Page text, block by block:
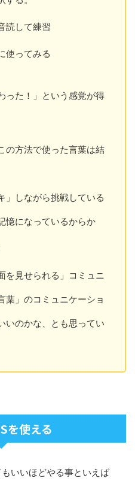
読して練習
使ってみる
った！」という感覚が得
の方法で使った言葉は結
」しながら挑戦している
憶になっているからか
を見せられる」コミュニ
葉」のコミュニケーショ
いのかな、とも思ってい
を使える
いいほどやる事といえば